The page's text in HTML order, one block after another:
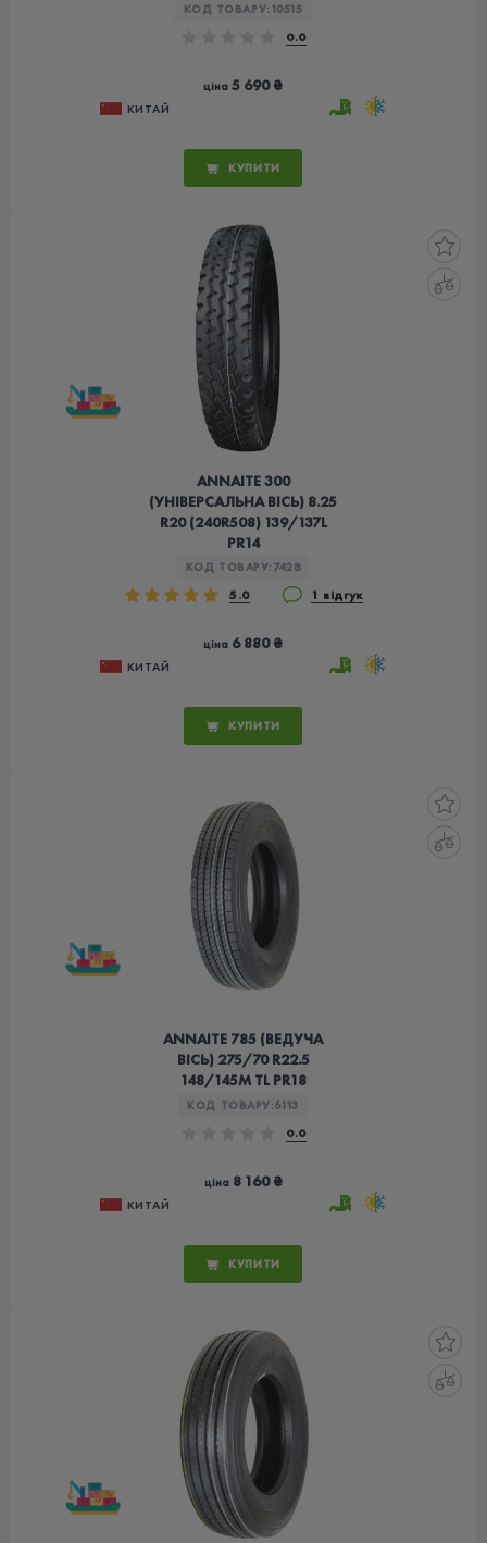
КОД ТОВАРУ: 10515
0.0
ціна 5 690 ₴
КИТАЙ
КУПИТИ
ANNAITE 300
(УНІВЕРСАЛЬНА ВІСЬ) 8.25
R20 (240R508) 139/137L
PR14
КОД ТОВАРУ: 7428
5.0 1 відгук
ціна 6 880 ₴
КИТАЙ
КУПИТИ
ANNAITE 785 (ВЕДУЧА
ВІСЬ) 275/70 R22.5
148/145M TL PR18
КОД ТОВАРУ:6113
0.0
ціна8 160 ₴
КИТАЙ
КУПИТИ